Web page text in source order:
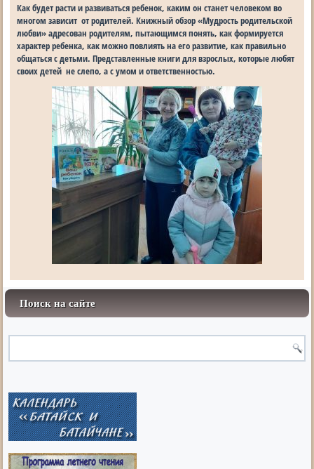
Как будет расти и развиваться ребенок, каким он станет человеком во
многом зависит от родителей. Книжный обзор «Мудрость родительской
любви» адресован родителям, пытающимся понять, как формируется
характер ребенка, как можно повлиять на его развитие, как правильно
общаться с детьми. Представленные книги для взрослых, которые любят
своих детей не слепо, а с умом и ответственностью.
Поиск на сайте